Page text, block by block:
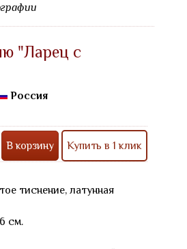
"Ларец с
Россия
В корзину Купить в 1 клик
тиснение, латунная
см.